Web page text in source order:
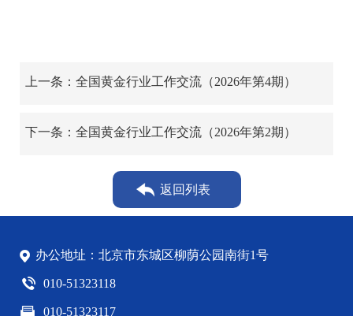
上一条：全国黄金行业工作交流（2026年第4期）
下一条：全国黄金行业工作交流（2026年第2期）
返回列表
办公地址：北京市东城区柳荫公园南街1号
010-51323118
010-51323117